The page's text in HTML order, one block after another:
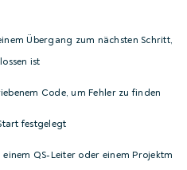
Übergang zum nächsten Schritt,
ist
Code, um Fehler zu finden
festgelegt
QS-Leiter oder einem Projektm